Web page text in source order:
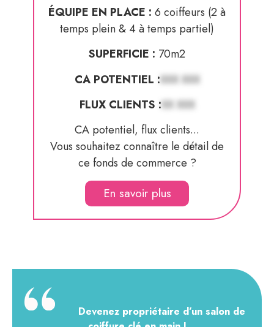
ÉQUIPE EN PLACE : 6 coiffeurs (2 à
temps plein & 4 à temps partiel)
SUPERFICIE : 70m2
CA POTENTIEL :XXX XXX
FLUX CLIENTS :XX XXX
CA potentiel, flux clients...
Vous souhaitez connaître le détail de
ce fonds de commerce ?
En savoir plus
Devenez propriétaire d’un salon de